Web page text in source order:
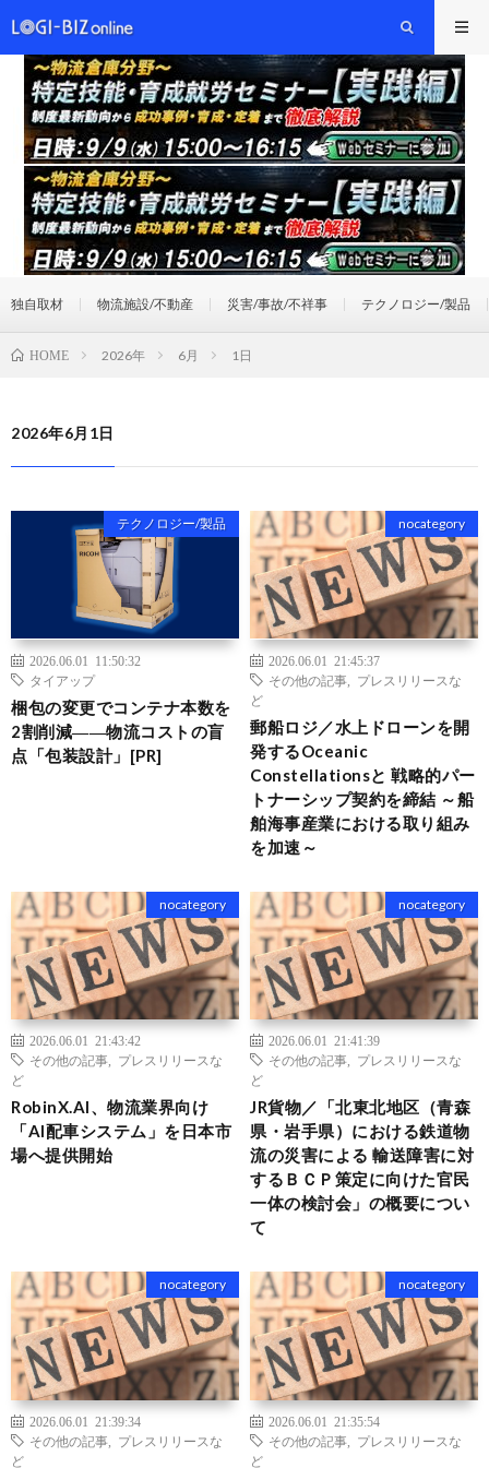
独自取材 物流施設/不動産 災害/事故/不祥事 テクノロジー/製品
HOME 2026年 6月 1日
2026年6月1日
テクノロジー/製品
2026.06.01 11:50:32
タイアップ
梱包の変更でコンテナ本数を
2割削減――物流コストの盲
点「包装設計」[PR]
nocategory
2026.06.01 21:45:37
その他の記事
プレスリリースな
ど
郵船ロジ／水上ドローンを開
発するOceanic
Constellationsと 戦略的パー
トナーシップ契約を締結 ～船
舶海事産業における取り組み
を加速～
nocategory
2026.06.01 21:43:42
その他の記事
プレスリリースな
ど
RobinX.AI、物流業界向け
「AI配車システム」を日本市
場へ提供開始
nocategory
2026.06.01 21:41:39
その他の記事
プレスリリースな
ど
JR貨物／「北東北地区（青森
県・岩手県）における鉄道物
流の災害による 輸送障害に対
するＢＣＰ策定に向けた官民
一体の検討会」の概要につい
て
nocategory
2026.06.01 21:39:34
その他の記事
プレスリリースな
ど
nocategory
2026.06.01 21:35:54
その他の記事
プレスリリースな
ど